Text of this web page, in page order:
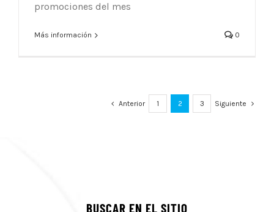
promociones del mes
Más información 0
Anterior 1 2 3 Siguiente
BUSCAR EN EL SITIO